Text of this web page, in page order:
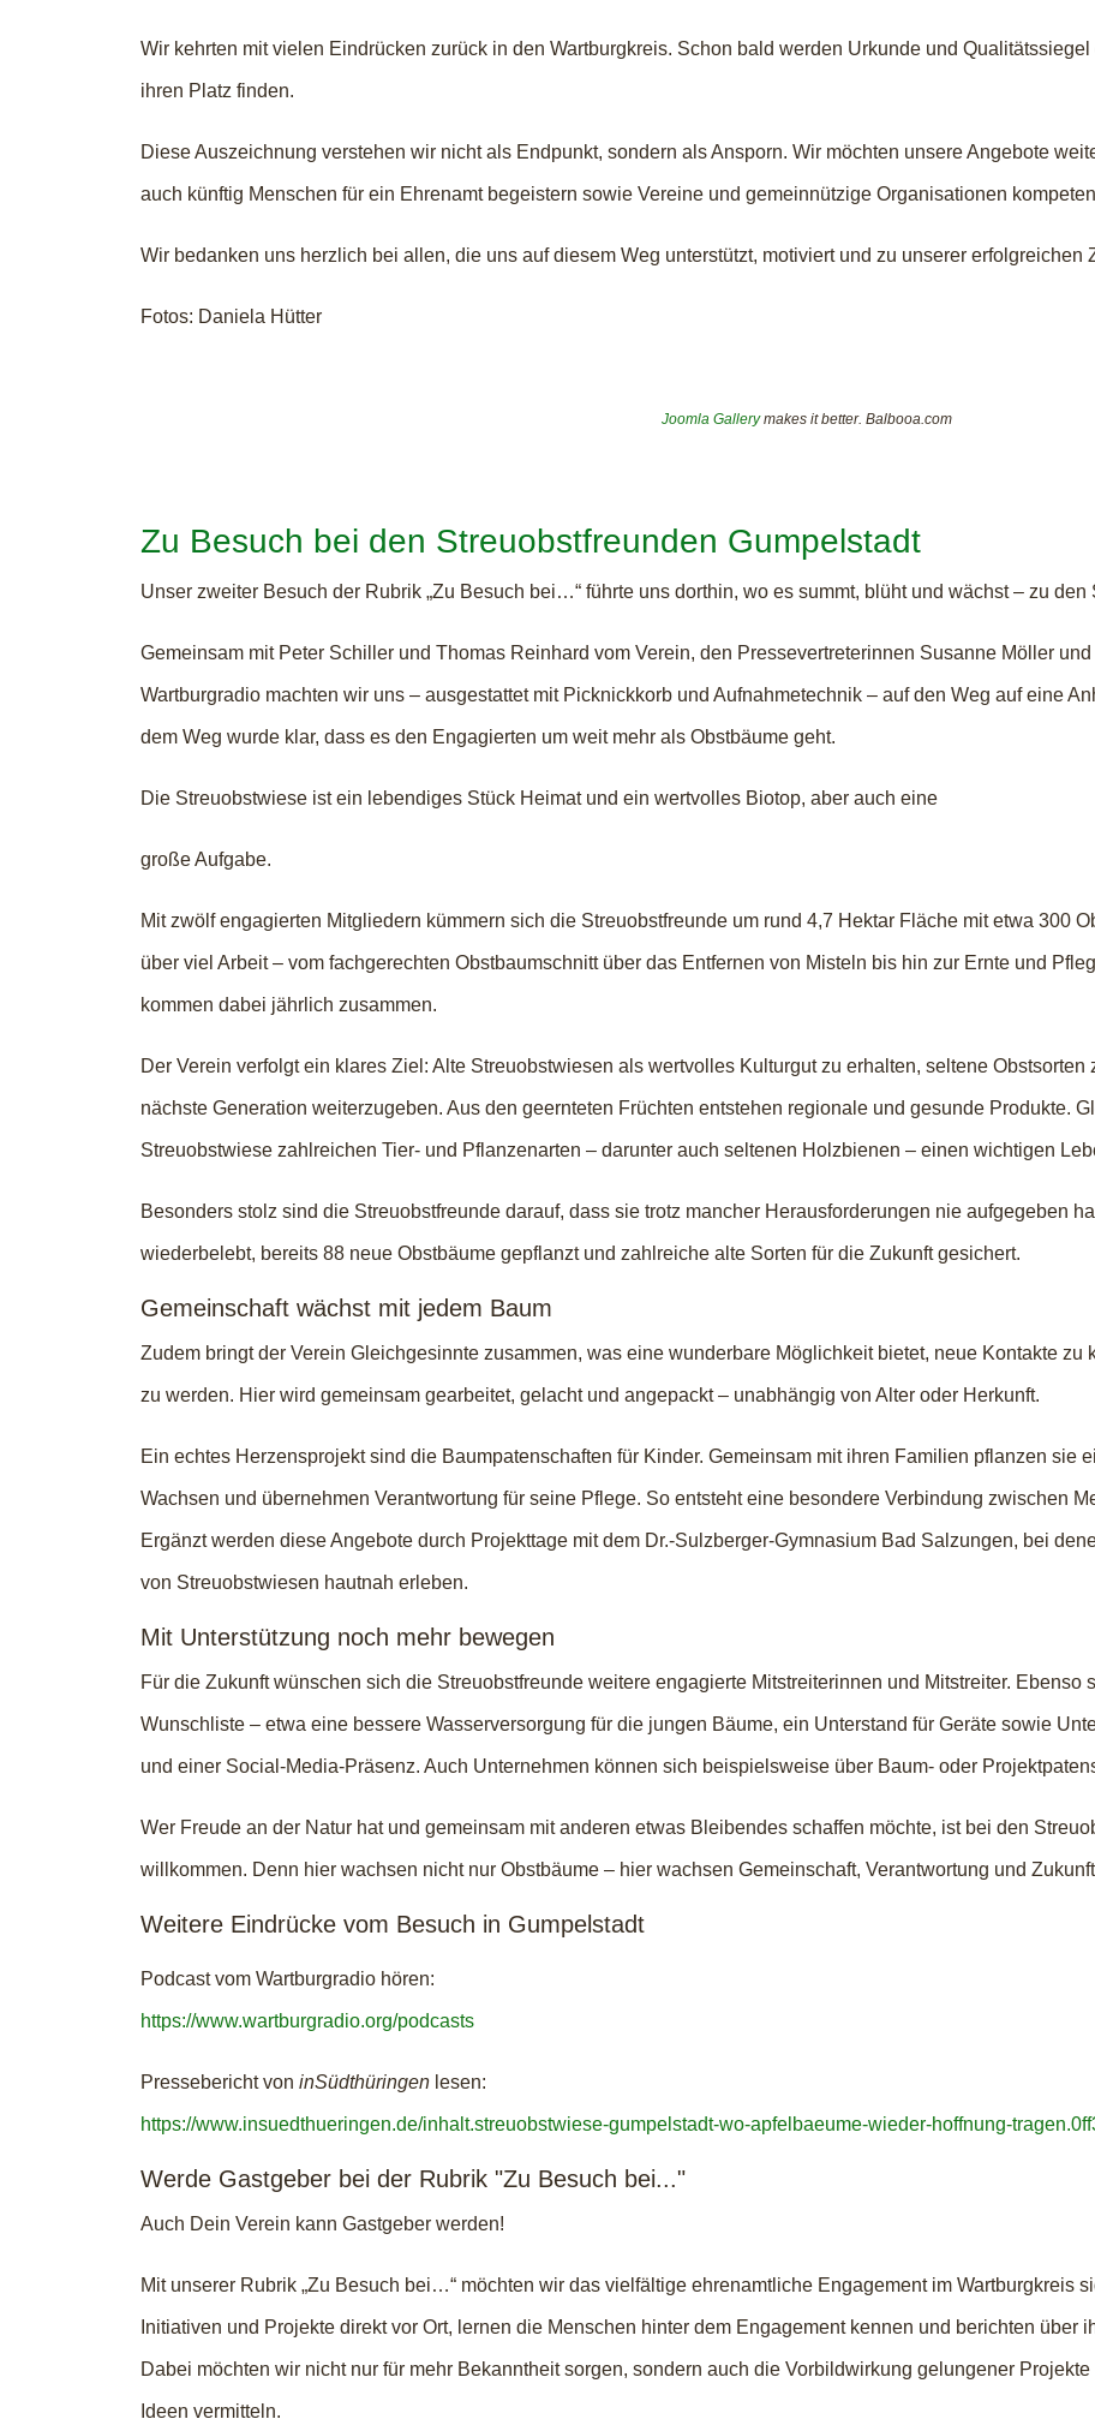
Wir kehrten mit vielen Eindrücken zurück in den Wartburgkreis. Schon bald werden Urkunde und
ihren Platz finden.
Diese Auszeichnung verstehen wir nicht als Endpunkt, sondern als Ansporn. Wir möchten unsere Angebote
auch künftig Menschen für ein Ehrenamt begeistern sowie Vereine und gemeinnützige Organisationen
Wir bedanken uns herzlich bei allen, die uns auf diesem Weg unterstützt, motiviert und zu unserer erfolgreichen
Fotos: Daniela Hütter
Joomla Gallerymakes it better. Balbooa.com
Zu Besuch bei den Streuobstfreunden Gumpelstadt
Unser zweiter Besuch der Rubrik „Zu Besuch bei…“ führte uns dorthin, wo es summt, blüht und wächst – zu den
Gemeinsam mit Peter Schiller und Thomas Reinhard vom Verein, den Pressevertreterinnen Susanne Möller
Wartburgradio machten wir uns – ausgestattet mit Picknickkorb und Aufnahmetechnik – auf den Weg auf eine
dem Weg wurde klar, dass es den Engagierten um weit mehr als Obstbäume geht.
Die Streuobstwiese ist ein lebendiges Stück Heimat und ein wertvolles Biotop, aber auch eine
große Aufgabe.
Mit zwölf engagierten Mitgliedern kümmern sich die Streuobstfreunde um rund 4,7 Hektar Fläche mit etwa 300
über viel Arbeit – vom fachgerechten Obstbaumschnitt über das Entfernen von Misteln bis hin zur Ernte und
kommen dabei jährlich zusammen.
Der Verein verfolgt ein klares Ziel: Alte Streuobstwiesen als wertvolles Kulturgut zu erhalten, seltene
nächste Generation weiterzugeben. Aus den geernteten Früchten entstehen regionale und gesunde Produkte.
Streuobstwiese zahlreichen Tier- und Pflanzenarten – darunter auch seltenen Holzbienen – einen wichtigen
Besonders stolz sind die Streuobstfreunde darauf, dass sie trotz mancher Herausforderungen nie aufgegeben
wiederbelebt, bereits 88 neue Obstbäume gepflanzt und zahlreiche alte Sorten für die Zukunft gesichert.
Gemeinschaft wächst mit jedem Baum
Zudem bringt der Verein Gleichgesinnte zusammen, was eine wunderbare Möglichkeit bietet, neue Kontakte zu
zu werden. Hier wird gemeinsam gearbeitet, gelacht und angepackt – unabhängig von Alter oder Herkunft.
Ein echtes Herzensprojekt sind die Baumpatenschaften für Kinder. Gemeinsam mit ihren Familien pflanzen sie
Wachsen und übernehmen Verantwortung für seine Pflege. So entsteht eine besondere Verbindung zwischen
Ergänzt werden diese Angebote durch Projekttage mit dem Dr.-Sulzberger-Gymnasium Bad Salzungen, bei
von Streuobstwiesen hautnah erleben.
Mit Unterstützung noch mehr bewegen
Für die Zukunft wünschen sich die Streuobstfreunde weitere engagierte Mitstreiterinnen und Mitstreiter. Ebenso
Wunschliste – etwa eine bessere Wasserversorgung für die jungen Bäume, ein Unterstand für Geräte sowie
und einer Social-Media-Präsenz. Auch Unternehmen können sich beispielsweise über Baum- oder
Wer Freude an der Natur hat und gemeinsam mit anderen etwas Bleibendes schaffen möchte, ist bei den
willkommen. Denn hier wachsen nicht nur Obstbäume – hier wachsen Gemeinschaft, Verantwortung und
Weitere Eindrücke vom Besuch in Gumpelstadt
Podcast vom Wartburgradio hören:
https://www.wartburgradio.org/podcasts
Pressebericht von inSüdthüringen lesen:
https://www.insuedthueringen.de/inhalt.streuobstwiese-gumpelstadt-wo-apfelbaeume-wieder-hoffnung-
Werde Gastgeber bei der Rubrik "Zu Besuch bei..."
Auch Dein Verein kann Gastgeber werden!
Mit unserer Rubrik „Zu Besuch bei…“ möchten wir das vielfältige ehrenamtliche Engagement im Wartburgkreis
Initiativen und Projekte direkt vor Ort, lernen die Menschen hinter dem Engagement kennen und berichten über
Dabei möchten wir nicht nur für mehr Bekanntheit sorgen, sondern auch die Vorbildwirkung gelungener
Ideen vermitteln.